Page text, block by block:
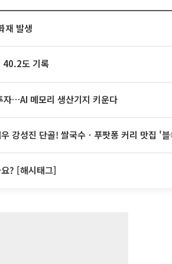
재 발생
도 기록
자…AI 메모리 생산기지 키운다
우 강성진 단골! 쌀국수ㆍ푸팟퐁 커리 맛
? [해시태그]